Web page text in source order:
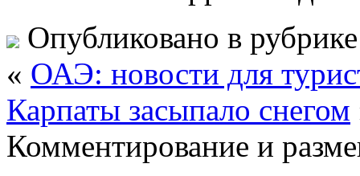
Опубликовано в
« ОАЭ: новости для
Карпаты засыпало снегом
Комментирование и